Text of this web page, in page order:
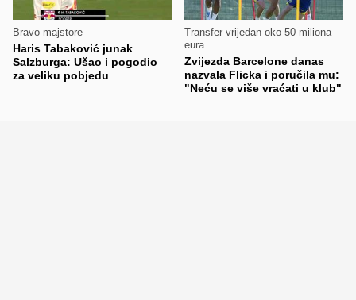
Bravo majstore
Haris Tabaković junak
Salzburga: Ušao i pogodio
za veliku pobjedu
Transfer vrijedan oko 50 miliona
eura
Zvijezda Barcelone danas
nazvala Flicka i poručila mu:
"Neću se više vraćati u klub"